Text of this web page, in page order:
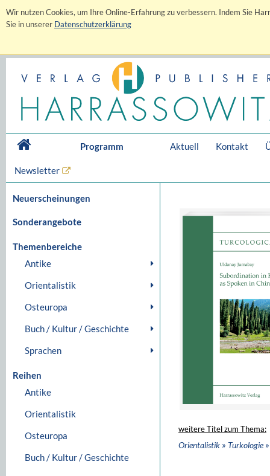
Wir nutzen Cookies, um Ihre Online-Erfahrung zu verbessern. Indem Sie
Sie in unserer Datenschutzerklärung
Programm Aktuell Kontakt
Newsletter
Neuerscheinungen
Sonderangebote
Themenbereiche
Antike
Orientalistik
Osteuropa
Buch / Kultur / Geschichte
Sprachen
Reihen
Antike
Orientalistik
Osteuropa
Buch / Kultur / Geschichte
weitere Titel zum Thema:
Orientalistik » Turkologie»